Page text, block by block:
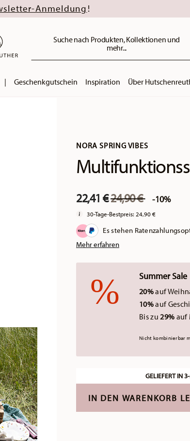
Anmeldung !
Suche nach Produkten, Kollektionen und
mehr...
| Geschenkgutschein Inspiration Über
NORA SPRING VIBES
22,41 €Price reduced
24,90 €to-10%
30-Tage-Bestpreis: 24,90 €
Es stehen
Mehr erfahren
Summer Sale
20%auf
10%auf
Bis zu29% auf
Nicht kombinierbar
GELIEFERT IN
IN DEN WARENKORB